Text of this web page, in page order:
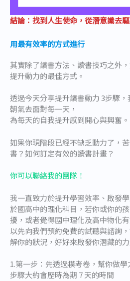
結論：找到人生使命，從潛意識去
用最有效率的方式進行
其實除了讀書方法、讀書技巧之外
提升動力的最佳方式。
透過今天分享提升讀書動力 3步驟
朝氣去面對每一天，
為每天的自我提升感到開心與興奮。
如果你現階段已經不缺乏動力了，
書？如何訂定有效的讀書計畫？
你可以聯絡我的團隊！
我一直致力於提升學習效率、啟發
於國高中的理化科目，若你或你的
擾，或者覺得國中理化及高中物化
以先向我們預約免費的試聽與諮詢
解你的狀況，好好來啟發你潛藏的力
1.第一步：先透過模考卷，幫你做
步驟大約會歷時為期 7 天的時間